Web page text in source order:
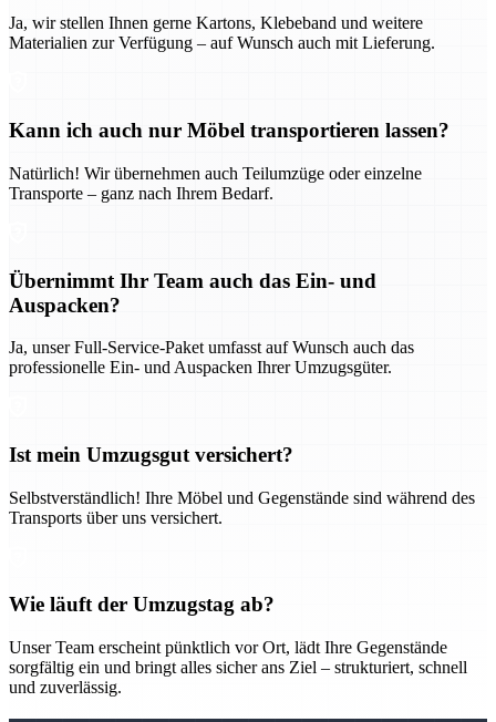
Ja, wir stellen Ihnen gerne Kartons, Klebeband und weitere
Materialien zur Verfügung – auf Wunsch auch mit Lieferung.
Kann ich auch nur Möbel transportieren lassen?
Natürlich! Wir übernehmen auch Teilumzüge oder einzelne
Transporte – ganz nach Ihrem Bedarf.
Übernimmt Ihr Team auch das Ein- und
Auspacken?
Ja, unser Full-Service-Paket umfasst auf Wunsch auch das
professionelle Ein- und Auspacken Ihrer Umzugsgüter.
Ist mein Umzugsgut versichert?
Selbstverständlich! Ihre Möbel und Gegenstände sind während des
Transports über uns versichert.
Wie läuft der Umzugstag ab?
Unser Team erscheint pünktlich vor Ort, lädt Ihre Gegenstände
sorgfältig ein und bringt alles sicher ans Ziel – strukturiert, schnell
und zuverlässig.